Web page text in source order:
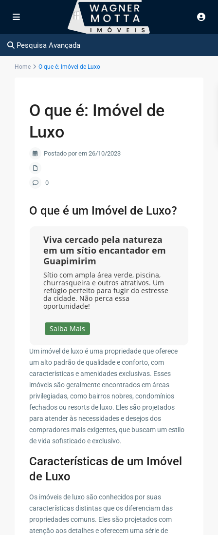
Pesquisa Avançada
Home O que é: Imóvel de Luxo
O que é: Imóvel de
Luxo
Postado por em 26/10/2023
0
O que é um Imóvel de Luxo?
Viva cercado pela natureza
em um sítio encantador em
Guapimirim
Sítio com ampla área verde, piscina,
churrasqueira e outros atrativos. Um
refúgio perfeito para fugir do estresse
da cidade. Não perca essa
oportunidade!
Saiba Mais
Um imóvel de luxo é uma propriedade que oferece
um alto padrão de qualidade e conforto, com
características e amenidades exclusivas. Esses
imóveis são geralmente encontrados em áreas
privilegiadas, como bairros nobres, condomínios
fechados ou resorts de luxo. Eles são projetados
para atender às necessidades e desejos dos
compradores mais exigentes, que buscam um estilo
de vida sofisticado e exclusivo.
Características de um Imóvel
de Luxo
Os imóveis de luxo são conhecidos por suas
características distintas que os diferenciam das
propriedades comuns. Eles são projetados com
atenção aos detalhes e oferecem uma série de